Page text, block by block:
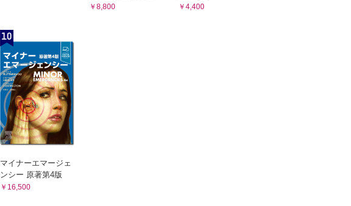
￥8,800
￥4,400
10
マイナーエマージェ
ンシー 原著第4版
￥16,500